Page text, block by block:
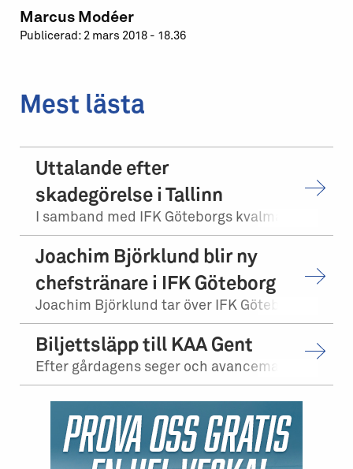
Marcus Modéer
Publicerad: 2 mars 2018 - 18.36
Mest lästa
Uttalande efter
skadegörelse i Tallinn
Joachim Björklund blir ny
chefstränare i IFK Göteborg
Biljettsläpp till KAA Gent